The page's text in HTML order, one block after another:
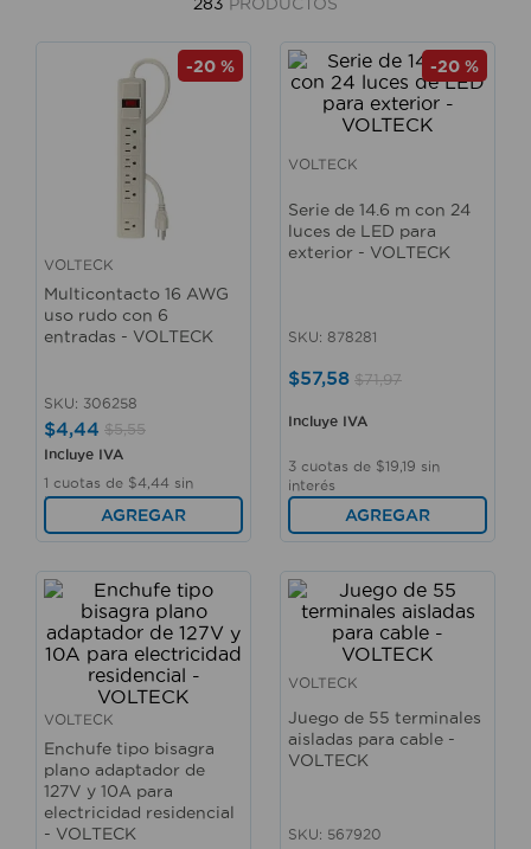
-20 %
VOLTECK
Multicontacto 16 AWG
uso rudo con 6
entradas - VOLTECK
SKU: 306258
$4,44 $5,55
Incluye IVA
1 cuotas de $4 44 sin
interés
AGREGAR
-20 %
VOLTECK
Serie de 14.6 m con 24
luces de LED para
exterior - VOLTECK
SKU: 878281
$57,58 $71,97
Incluye IVA
3 cuotas de $19 19 sin
interés
AGREGAR
VOLTECK
Enchufe tipo bisagra
plano adaptador de
127V y 10A para
electricidad residencial
- VOLTECK
VOLTECK
Juego de 55 terminales
aisladas para cable -
VOLTECK
SKU: 567920